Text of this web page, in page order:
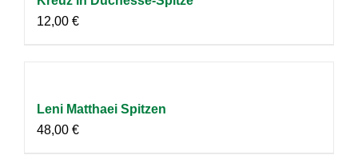
12,00 €
Leni Matthaei Spitzen
48,00 €